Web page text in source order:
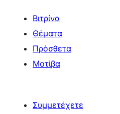
Βιτρίνα
Θέματα
Πρόσθετα
Μοτίβα
Συμμετέχετε